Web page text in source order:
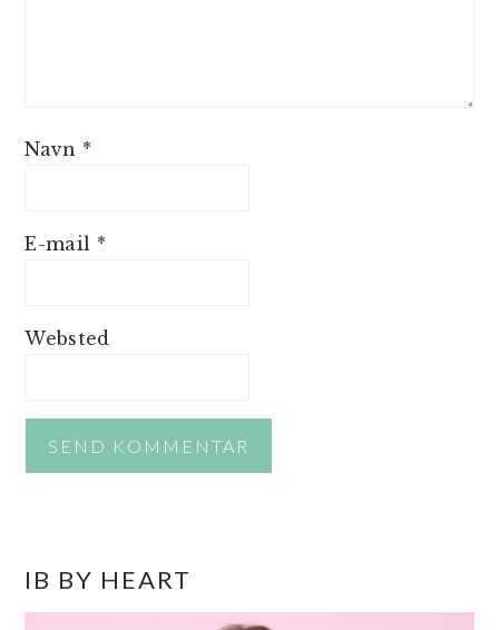
Navn *
E-mail *
Websted
SIDEBAR
IB BY HEART